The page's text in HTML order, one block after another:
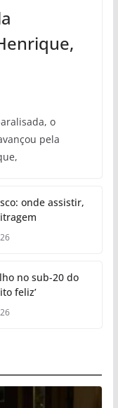
o
pela
onde assistir,
no sub-20 do
feliz’